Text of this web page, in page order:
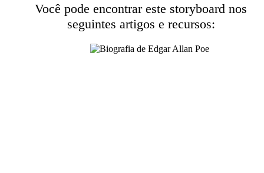
Você pode encontrar este storyboard nos
seguintes artigos e recursos: